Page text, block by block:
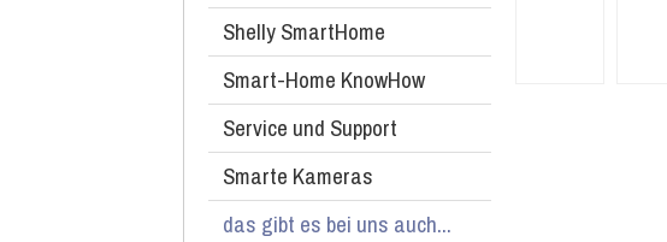
Shelly SmartHome
Smart-Home KnowHow
Service und Support
Smarte Kameras
das gibt es bei uns auch...